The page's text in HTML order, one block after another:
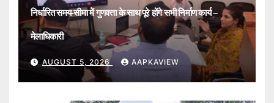
निर्धारित समय-सीमा में गुणवत्ता के साथ पूरे होंगे सभी निर्माण कार्य –
मेलाधिकारी
AUGUST 5, 2026 AAPKAVIEW